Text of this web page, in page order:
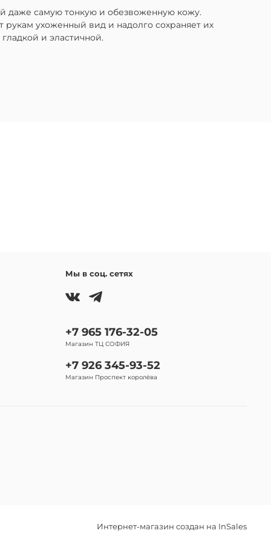
даже самую тонкую и обезвоженную кожу.
ухоженный вид и надолго сохраняет их
и эластичной.
Мы в соц. сетях
+7 965 176-32-05
Магазин ТЦ СОФИЯ
+7 926 345-93-52
Магазин Проспект королёва
Интернет-магазин создан на InSales